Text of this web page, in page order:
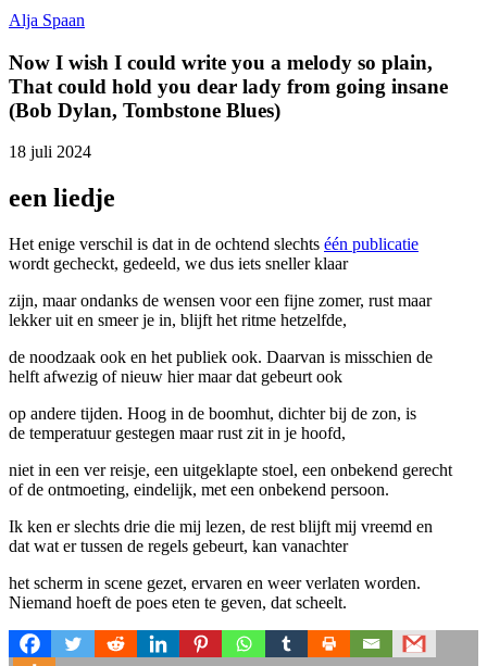
Alja Spaan
Now I wish I could write you a melody so plain,
That could hold you dear lady from going insane
(Bob Dylan, Tombstone Blues)
18 juli 2024
een liedje
Het enige verschil is dat in de ochtend slechts één publicatie
wordt gecheckt, gedeeld, we dus iets sneller klaar
zijn, maar ondanks de wensen voor een fijne zomer, rust maar
lekker uit en smeer je in, blijft het ritme hetzelfde,
de noodzaak ook en het publiek ook. Daarvan is misschien de
helft afwezig of nieuw hier maar dat gebeurt ook
op andere tijden. Hoog in de boomhut, dichter bij de zon, is
de temperatuur gestegen maar rust zit in je hoofd,
niet in een ver reisje, een uitgeklapte stoel, een onbekend gerecht
of de ontmoeting, eindelijk, met een onbekend persoon.
Ik ken er slechts drie die mij lezen, de rest blijft mij vreemd en
dat wat er tussen de regels gebeurt, kan vanachter
het scherm in scene gezet, ervaren en weer verlaten worden.
Niemand hoeft de poes eten te geven, dat scheelt.